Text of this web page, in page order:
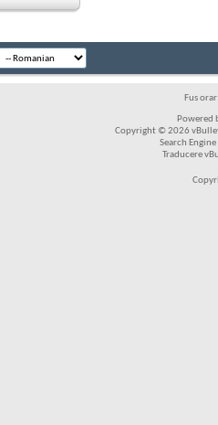
Fus
Powered
Copyright © 2026
Search
Traducere